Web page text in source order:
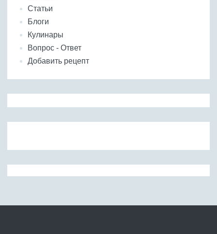
Статьи
Блоги
Кулинары
Вопрос - Ответ
Добавить рецепт